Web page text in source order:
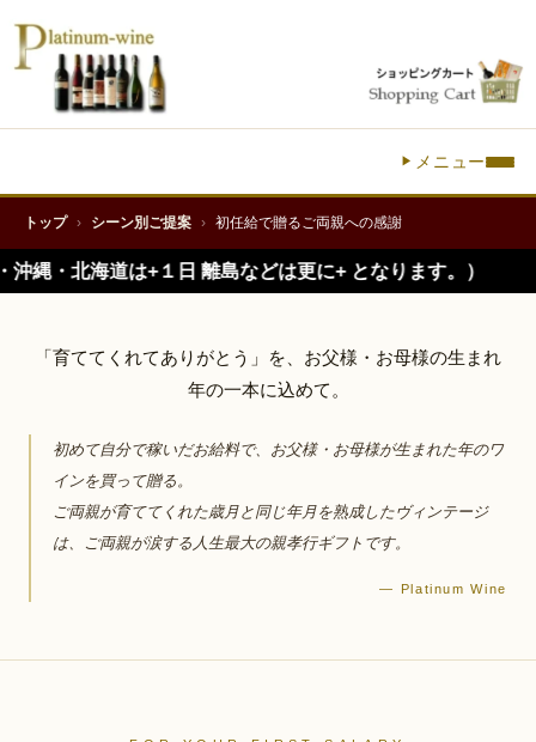
メニュー
トップ › シーン別ご提案 › 初任給で贈るご両親への感謝
日 離島などは更に+ となります。）
初任給で贈る、
ご両親への感謝のヴィンテージワイン
「育ててくれてありがとう」を、お父様・お母様の生まれ
年の一本に込めて。
初めて自分で稼いだお給料で、お父様・お母様が生まれた年のワ
インを買って贈る。
ご両親が育ててくれた歳月と同じ年月を熟成したヴィンテージ
は、ご両親が涙する人生最大の親孝行ギフトです。
— Platinum Wine